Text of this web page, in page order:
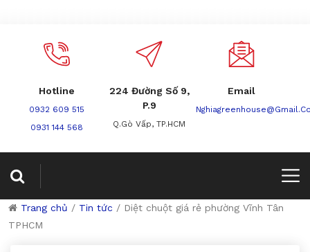
Hotline
0932 609 515
0931 144 568
224 Đường Số 9,
P.9
Q.Gò Vấp, TP.HCM
Email
Trang chủ / Tin tức / Diệt chuột giá rẻ phường Vĩnh Tân
TPHCM